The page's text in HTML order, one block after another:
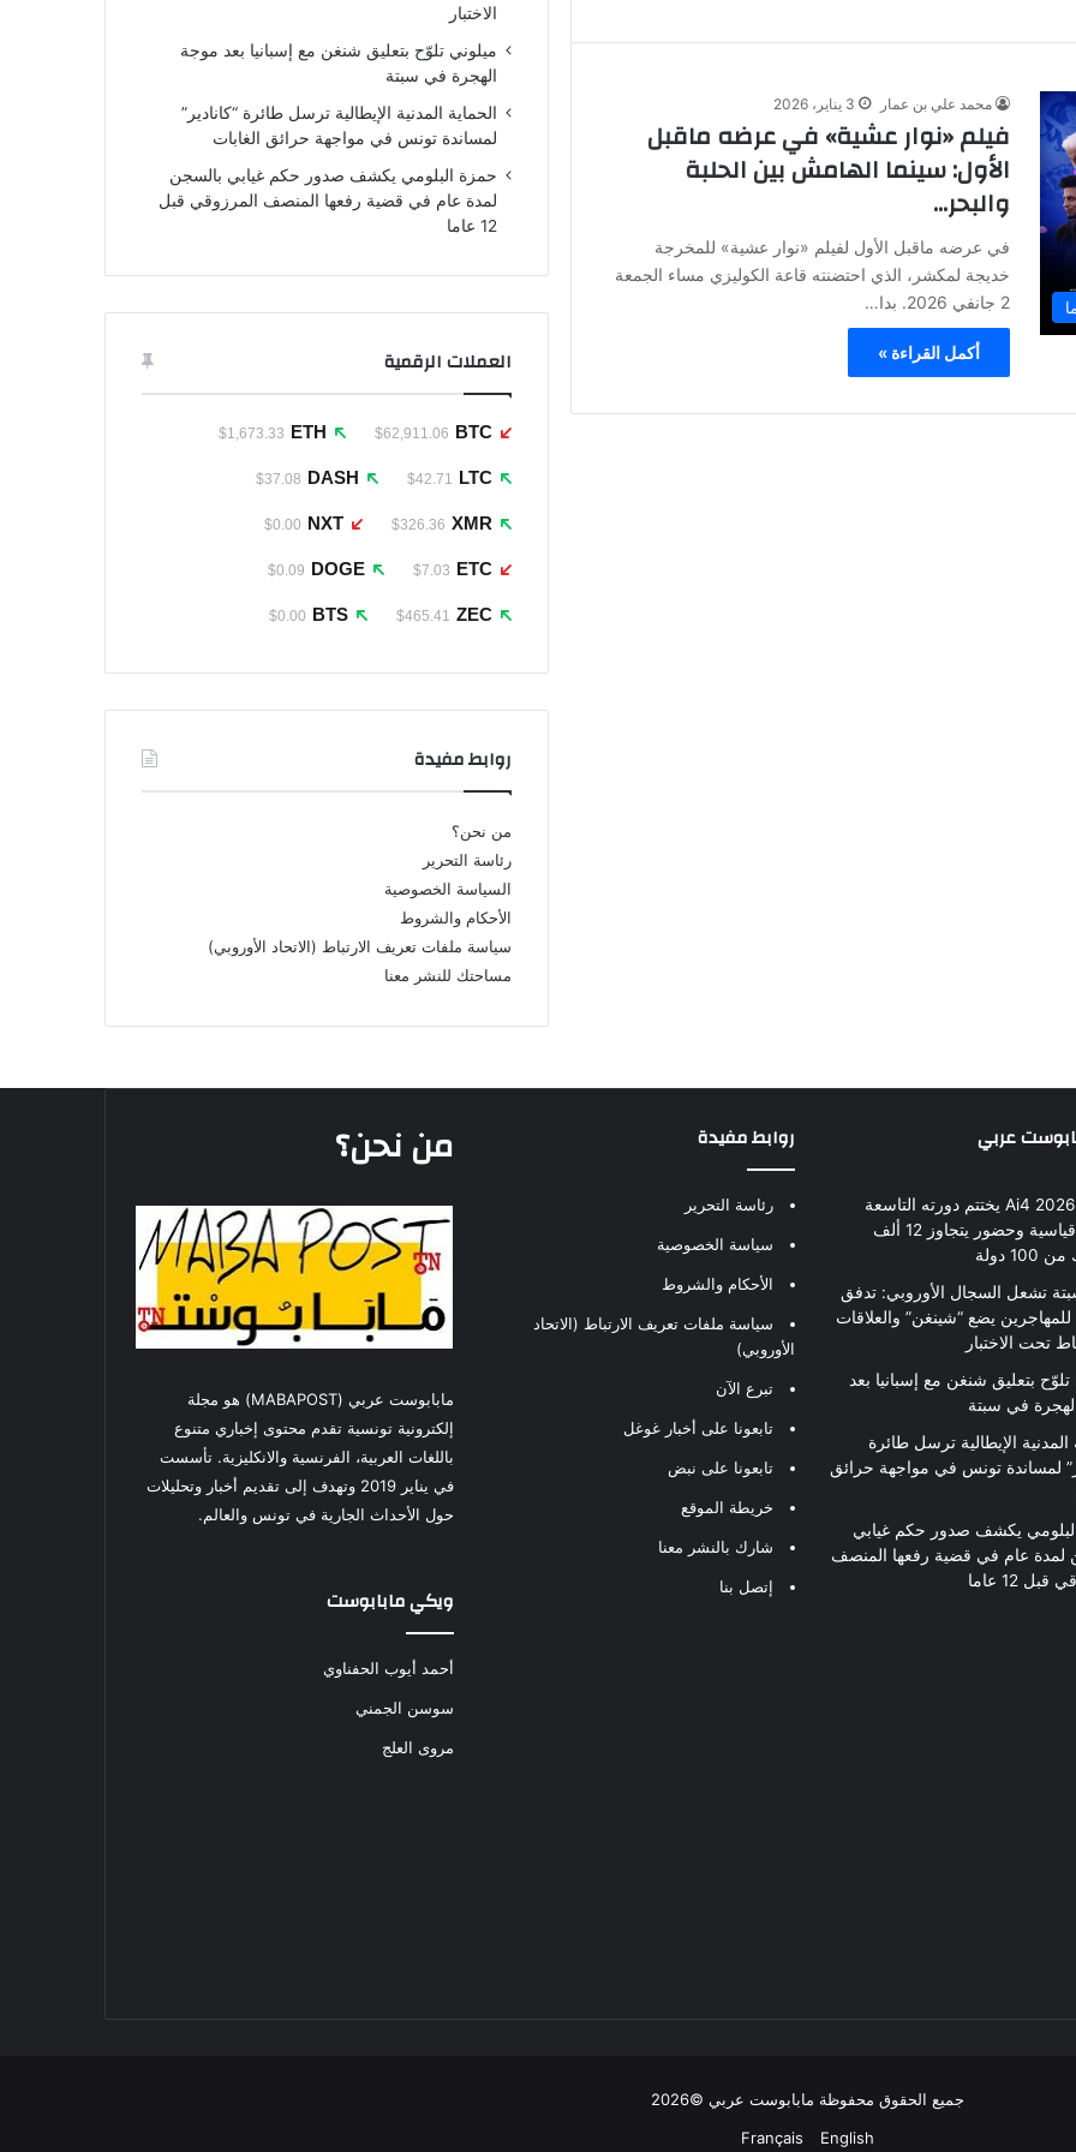
محمد علي بن عمار 3 يناير، 2026
فيلم «نوار عشية» في عرضه ماقبل
الأول: سينما الهامش بين الحلبة
والبحر…
في عرضه ماقبل الأول لفيلم «نوار عشية» للمخرجة
خديجة لمكشر، الذي احتضنته قاعة الكوليزي مساء الجمعة
2 جانفي 2026. بدا…
أكمل القراءة »
الاختبار
ميلوني تلوّح بتعليق شنغن مع إسبانيا بعد موجة
الهجرة في سبتة
الحماية المدنية الإيطالية ترسل طائرة “كانادير”
لمساندة تونس في مواجهة حرائق الغابات
حمزة البلومي يكشف صدور حكم غيابي بالسجن
لمدة عام في قضية رفعها المنصف المرزوقي قبل
12 عاما
العملات الرقمية
BTC
$62,911.06
ETH
$1,673.33
LTC
$42.71
DASH
$37.08
XMR
$326.36
NXT
$0.00
ETC
$7.03
DOGE
$0.09
ZEC
$465.41
BTS
$0.00
روابط مفيدة
من نحن؟
رئاسة التحرير
السياسة الخصوصية
الأحكام والشروط
سياسة ملفات تعريف الارتباط (الاتحاد الأوروبي)
مساحتك للنشر معنا
عربي
مؤتمر Ai4 2026 يختتم دورته التاسعة
بأرقام قياسية وحضور يتجاوز 12 ألف
دولة
تشعل السجال الأوروبي: تدفق
يضع “شينغن” والعلاقات
تحت الاختبار
تلوّح بتعليق شنغن مع إسبانيا بعد
في سبتة
المدنية الإيطالية ترسل طائرة
لمساندة تونس في مواجهة حرائق
يكشف صدور حكم غيابي
لمدة عام في قضية رفعها المنصف
12 عاما
روابط مفيدة
رئاسة التحرير
سياسة الخصوصية
الأحكام والشروط
سياسة ملفات تعريف الارتباط (الاتحاد
الأوروبي)
تبرع الآن
تابعونا على أخبار غوغل
تابعونا على نبض
خريطة الموقع
شارك بالنشر معنا
إتصل بنا
من نحن؟
مابابوست عربي (MABAPOST) هو مجلة
إلكترونية تونسية تقدم محتوى إخباري متنوع
باللغات العربية، الفرنسية والانكليزية. تأسست
في يناير 2019 وتهدف إلى تقديم أخبار وتحليلات
حول الأحداث الجارية في تونس والعالم.
ويكي مابابوست
أحمد أيوب الحفناوي
سوسن الجمني
مروى العلج
جميع الحقوق محفوظة مابابوست عربي ©2026
English
Français